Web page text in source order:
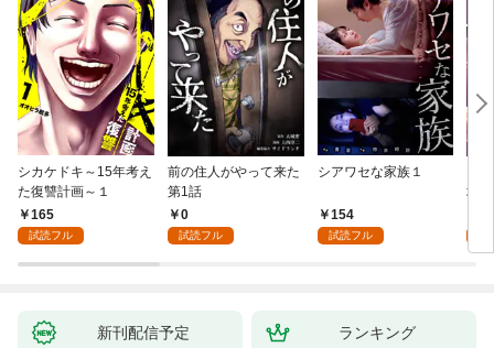
シカケドキ～15年考え
た復讐計画～１
165
試読フル
前の住人がやって来た
第1話
0
試読フル
シアワセな家族１
154
試読フル
地
新刊配信予定 ランキング